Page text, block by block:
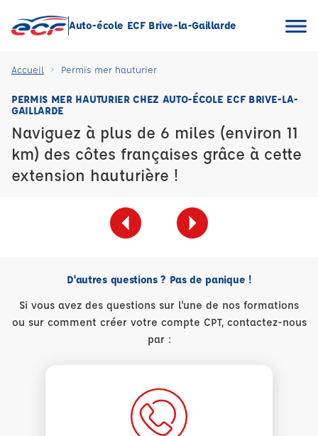
Auto-école ECF Brive-la-Gaillarde
Accueil Permis mer hauturier
PERMIS MER HAUTURIER CHEZ AUTO-ÉCOLE ECF BRIVE-LA-
GAILLARDE
Naviguez à plus de 6 miles (environ 11
km) des côtes françaises grâce à cette
extension hauturière !
D'autres questions ? Pas de panique !
Si vous avez des questions sur l'une de nos formations
ou sur comment créer votre compte CPT, contactez-nous
par :